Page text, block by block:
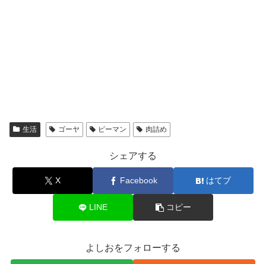
生活 ゴーヤ ピーマン 肉詰め
シェアする
X Facebook はてブ
LINE コピー
よしおをフォローする